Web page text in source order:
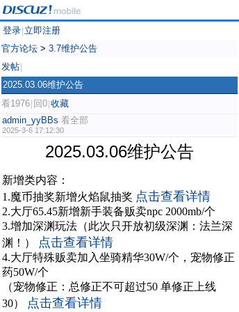
登录 立即注册
官方论坛 > 3.7维护公告
发帖
2025.03.06维护公告
看1976 回0 收藏
admin_yyBBs 看全部
2025-3-6 17:12:30
2025.03.06维护公告
新增类内容：
1.魔币抽奖新增火焰鼠抽奖 点击查看详情
2.大厅65.45新增新手装备贩卖npc 2000mb/个
3.增加深渊玩法（此次只开放初级深渊：法兰深
渊！）
点击查看详情
4.大厅特殊贩卖加入坐骑精华30W/个，宠物修正
药50W/个
（宠物修正：总修正不可超过50 单修正上线
30）
点击查看详情